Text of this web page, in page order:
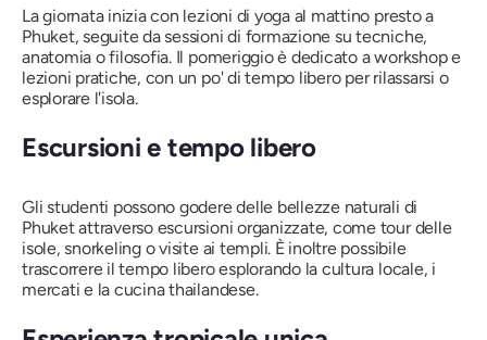
La giornata inizia con lezioni di yoga al mattino presto a
Phuket, seguite da sessioni di formazione su tecniche,
anatomia o filosofia. Il pomeriggio è dedicato a workshop e
lezioni pratiche, con un po' di tempo libero per rilassarsi o
esplorare l'isola.
Escursioni e tempo libero
Gli studenti possono godere delle bellezze naturali di
Phuket attraverso escursioni organizzate, come tour delle
isole, snorkeling o visite ai templi. È inoltre possibile
trascorrere il tempo libero esplorando la cultura locale, i
mercati e la cucina thailandese.